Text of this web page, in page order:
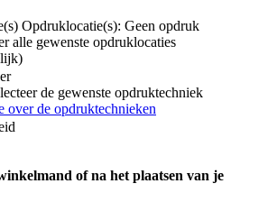
Opdruklocatie(s): Geen opdruk
alle gewenste opdruklocaties
de gewenste opdruktechniek
over de opdruktechnieken
of na het plaatsen van je